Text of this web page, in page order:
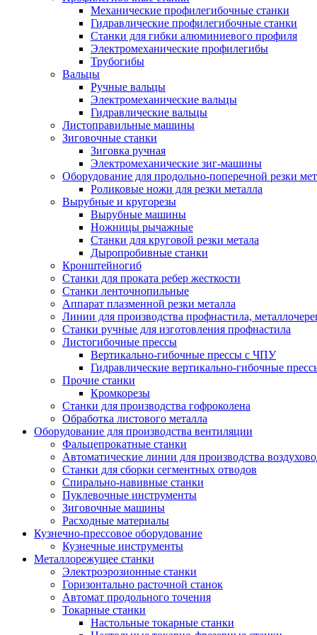
Механические профилегибочные станки
Гидравлические профилегибочные станки
Станки для гибки алюминиевого профиля
Электромеханические профилегибы
Трубогибы
Вальцы
Ручные вальцы
Электромеханические вальцы
Гидравлические вальцы
Листоправильные машины
Зиговочные станки
Зиговка ручная
Электромеханические зиг-машины
Оборудование для продольно-поперечной резки
Роликовые ножи для резки металла
Вырубные и кругорезы
Вырубные машины
Ножницы рычажные
Станки для круговой резки метала
Дыропробивные станки
Кронштейногиб
Станки для проката ребер жесткости
Станки ленточнопильные
Аппарат плазменной резки металла
Линии для производства профнастила,
Станки ручные для изготовления профнастила
Листогибочные прессы
Вертикально-гибочные прессы с ЧПУ
Гидравлические вертикально-гибочные
Прочие станки
Кромкорезы
Станки для производства гофроколена
Обработка листового металла
Оборудование для производства вентиляции
Фальцепрокатные станки
Автоматические линии для производства
Станки для сборки сегментных отводов
Спирально-навивные станки
Пуклевочные инструменты
Зиговочные машины
Расходные материалы
Кузнечно-прессовое оборудование
Кузнечные инструменты
Металлорежущее станки
Электроэрозионные станки
Горизонтально расточной станок
Автомат продольного точения
Токарные станки
Настольные токарные станки